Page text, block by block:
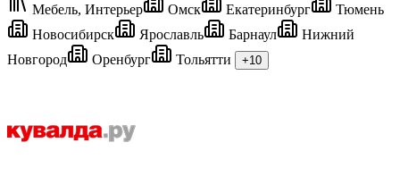
Мебель, Интерьер
Омск Екатеринбург
Тюмень
Новосибирск
Ярославль Барнаул
Нижний
Новгород
Оренбург Тольятти +10